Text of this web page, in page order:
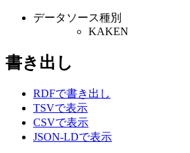
データソース種別
KAKEN
書き出し
RDFで書き出し
TSVで表示
CSVで表示
JSON-LDで表示